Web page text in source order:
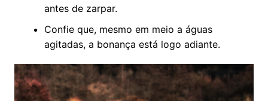
antes de zarpar.
Confie que, mesmo em meio a águas
agitadas, a bonança está logo adiante.